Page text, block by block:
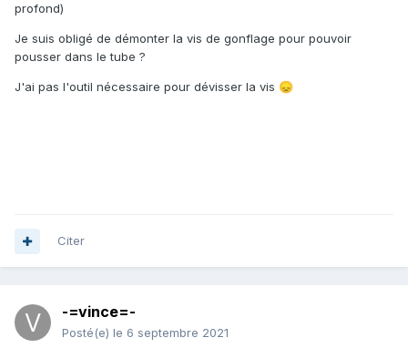
profond)
Je suis obligé de démonter la vis de gonflage pour pouvoir
pousser dans le tube ?
J'ai pas l'outil nécessaire pour dévisser la vis 😞
Citer
-=vince=-
Posté(e) le 6 septembre 2021